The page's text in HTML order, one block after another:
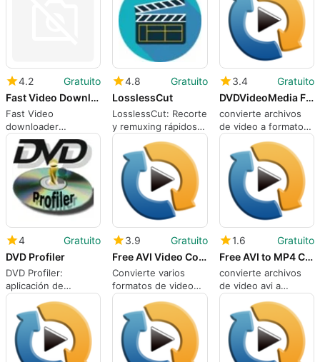
inteligentes y
teléfonos
4.2
Gratuito
Fast Video Downloader
Fast Video
downloader
software.
4.8
Gratuito
LosslessCut
LosslessCut: Recorte
y remuxing rápidos y
de bajo fricción para
grandes metrajes
3.4
Gratuito
DVDVideoMedia Free 3GP Video Converter
convierte archivos
de video a formato
mp4 rápido
4
Gratuito
DVD Profiler
DVD Profiler:
aplicación de
Windows para
catalogar
colecciones de
medios físicos
3.9
Gratuito
Free AVI Video Converter
Convierte varios
formatos de video
de forma rápida y
sencilla
1.6
Gratuito
Free AVI to MP4 Converter
convierte archivos
de video avi a
formato mp4 rápido